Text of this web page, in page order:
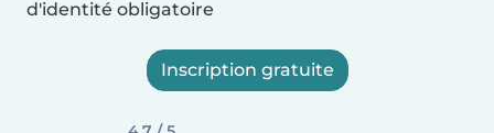
d'identité obligatoire
Inscription gratuite